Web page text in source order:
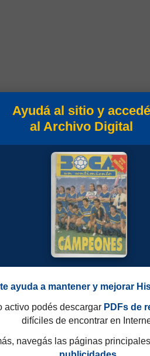
Ayudá al sitio y accedé
al Archivo Digital
ayuda a mantener y mejorar
activo podés descargar PDFs de
difíciles de encontrar en
navegás las páginas